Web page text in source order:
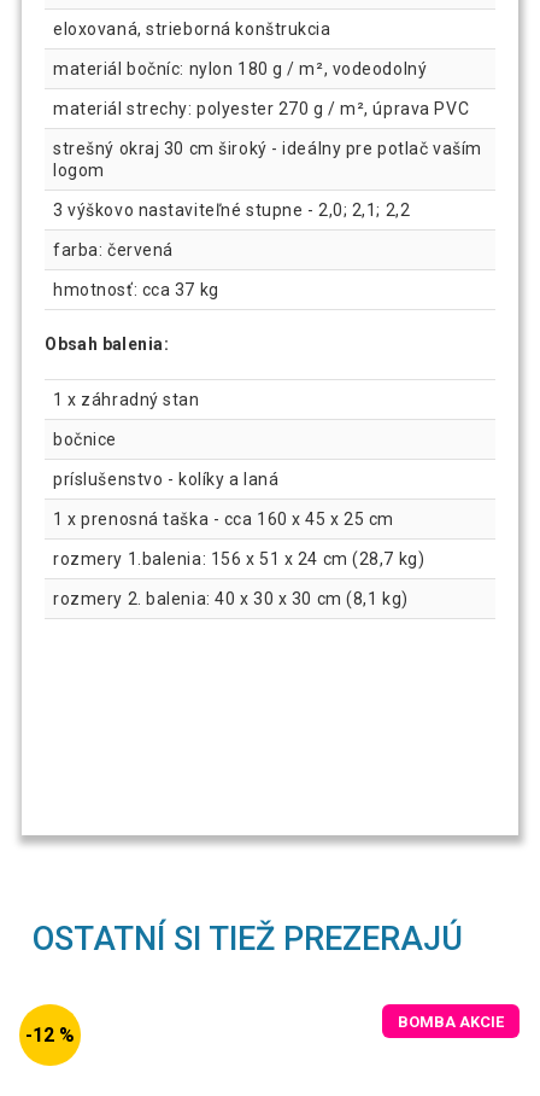
eloxovaná, strieborná konštrukcia
materiál bočníc: nylon 180 g / m², vodeodolný
materiál strechy: polyester 270 g / m², úprava PVC
strešný okraj 30 cm široký - ideálny pre potlač vaším
logom
3 výškovo nastaviteľné stupne - 2,0; 2,1; 2,2
farba: červená
hmotnosť: cca 37 kg
Obsah balenia:
1 x záhradný stan
bočnice
príslušenstvo - kolíky a laná
1 x prenosná taška - cca 160 x 45 x 25 cm
rozmery 1.balenia: 156 x 51 x 24 cm (28,7 kg)
rozmery 2. balenia: 40 x 30 x 30 cm (8,1 kg)
OSTATNÍ SI TIEŽ PREZERAJÚ
-12 %
BOMBA AKCIE